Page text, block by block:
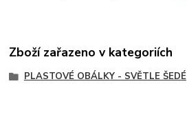
Zboží zařazeno v kategoriích
PLASTOVÉ OBÁLKY - SVĚTLE ŠEDÉ